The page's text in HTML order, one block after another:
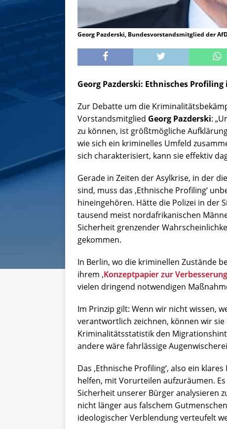
Georg Pazderski, Bundesvorstandsmitglied der
Georg Pazderski: Ethnisches
Zur Debatte um die
Vorstandsmitglied Georg Pazderski:
zu können, ist größtmögliche
wie sich ein kriminelles Umfeld
sich charakterisiert, kann sie effektiv
Gerade in Zeiten der Asylkrise, in der
sind, muss das ‚Ethnische Profiling‘
hineingehören. Hätte die Polizei in der
tausend meist nordafrikanischen
Sicherheit grenzender
gekommen.
In Berlin, wo die kriminellen Zustände
ihrem ‚Konzeptpapier zur
vielen dringend notwendigen
Im Prinzip gilt: Wenn wir nicht wissen,
verantwortlich zeichnen, können wir
Kriminalitätsstatistik den
andere wäre fahrlässige
Das ‚Ethnische Profiling‘, also ein
helfen, mit Vorurteilen aufzuräumen.
Sicherheit unserer Bürger analysieren
nicht länger aus falschem
ideologischer Verblendung verteufelt